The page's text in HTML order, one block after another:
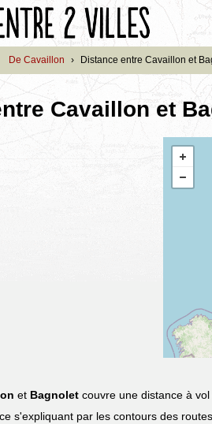
De Cavaillon › Distance entre Cavaillon et
Cavaillon et
et Bagnolet couvre une distance à
s'expliquant par les contours des